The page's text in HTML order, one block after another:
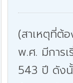
(สาเหตุที่ต้
พ.ศ. มีการ
543 ปี ดัง